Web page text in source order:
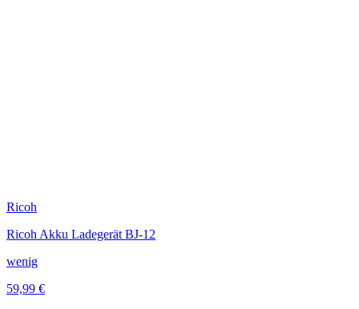
Ricoh
Ricoh Akku Ladegerät BJ-12
wenig
59,99 €